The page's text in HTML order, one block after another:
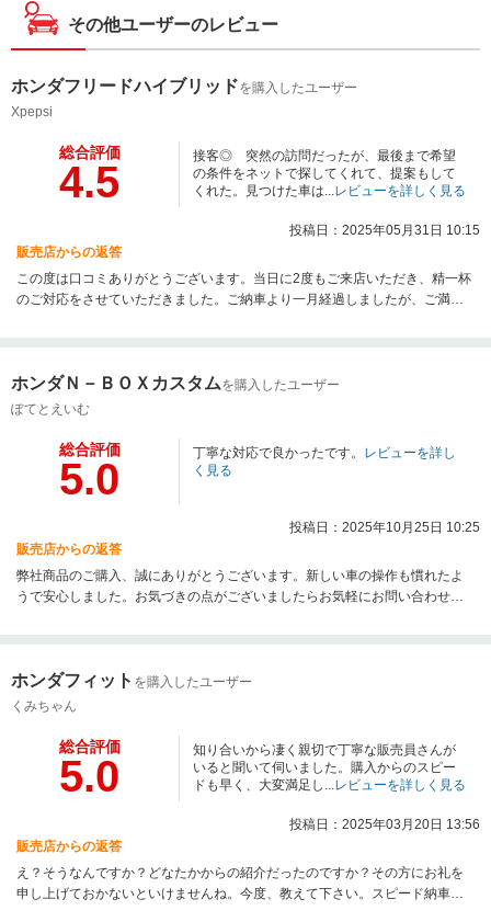
その他ユーザーのレビュー
ホンダフリードハイブリッドを購入したユーザー
Xpepsi
総合評価
4.5
接客◎ 突然の訪問だったが、最後まで希望
の条件をネットで探してくれて、提案もして
くれた。見つけた車は... レビューを詳しく見る
投稿日：2025年05月31日 10:15
販売店からの返答
この度は口コミありがとうございます。当日に2度もご来店いただき、精一杯
のご対応をさせていただきました。ご納車より一月経過しましたが、ご満足
です。今後もHONDAのお車を気に入っていただけるように、最高の車探しの
営業担当、天満良典
ホンダＮ－ＢＯＸカスタムを購入したユーザー
ぽてとえいむ
総合評価
5.0
丁寧な対応で良かったです。 レビューを詳し
く見る
投稿日：2025年10月25日 10:25
販売店からの返答
弊社商品のご購入、誠にありがとうございます。新しい車の操作も慣れたよ
うで安心しました。お気づきの点がございましたらお気軽にお問い合わせく
ホンダフィット を購入したユーザー
くみちゃん
総合評価
5.0
知り合いから凄く親切で丁寧な販売員さんが
いると聞いて伺いました。購入からのスピー
ドも早く、大変満足し... レビューを詳しく見る
投稿日：2025年03月20日 13:56
販売店からの返答
え？そうなんですか？どなたかからの紹介だったのですか？その方にお礼を
申し上げておかないといけませんね。今度、教えて下さい。スピード納車は